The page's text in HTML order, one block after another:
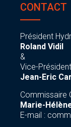
CONTACT
Président
Roland Vidil
&
Vice-
Jean-Eric
Commissaire
Marie-
E-mail :